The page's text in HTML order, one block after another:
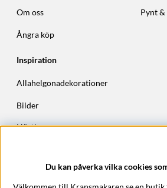
Om oss
Ångra köp
Pynt
Inspiration
Allahelgonadekorationer
Bilder
Höstkransar
Du kan påverka vilka cookies